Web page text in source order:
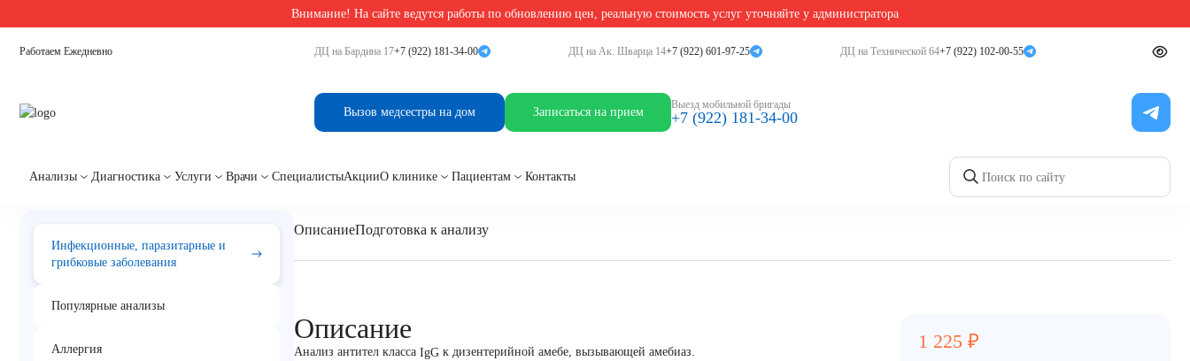
Внимание! На сайте ведутся работы по обновлению цен, реальную стоимость услуг уточняйте у администратора
Работаем Ежедневно ДЦ на Бардина 17+7 (922) 181-34-00 ДЦ на Ак. Шварца 14+7 (922) 601-97-25 ДЦ на Технической 64+7 (922) 102-00-55
Вызов медсестры на дом Записаться на прием
Выезд мобильной бригады
+7 (922) 181-34-00
Анализы Диагностика Услуги Врачи СпециалистыАкцииО клинике Пациентам Контакты
Главная/Анализы на грибки, паразиты, инфекции в Екатеринбурге /Entamoeba histolytica, IgG
Entamoeba histolytica, IgG
Инфекционные, паразитарные и
грибковые заболевания
Популярные анализы
Аллергия
ОписаниеПодготовка к анализу
Описание
Анализ антител класса IgG к дизентерийной амебе, вызывающей амебиаз. 1 225 ₽